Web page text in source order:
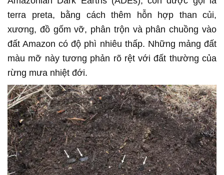
terra preta, bằng cách thêm hỗn hợp than củi,
xương, đồ gốm vỡ, phân trộn và phân chuồng vào
đất Amazon có độ phì nhiêu thấp. Những mảng đất
màu mỡ này tương phản rõ rệt với đất thường của
rừng mưa nhiệt đới.